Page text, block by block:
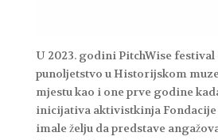
U 2023. godini PitchWise festival
punoljetstvo u Historijskom
mjestu kao i one prve godine
inicijativa aktivistkinja Fondacije
imale želju da predstave